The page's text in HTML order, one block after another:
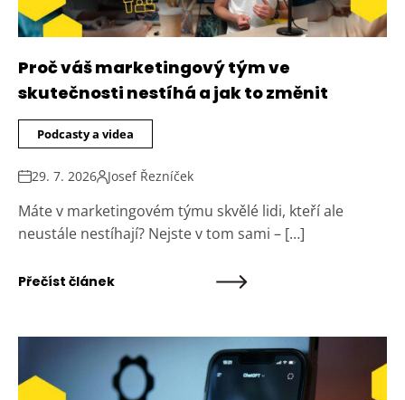
Proč váš marketingový tým ve
skutečnosti nestíhá a jak to změnit
Podcasty a videa
29. 7. 2026 Josef Řezníček
Máte v marketingovém týmu skvělé lidi, kteří ale
neustále nestíhají? Nejste v tom sami – […]
Přečíst článek